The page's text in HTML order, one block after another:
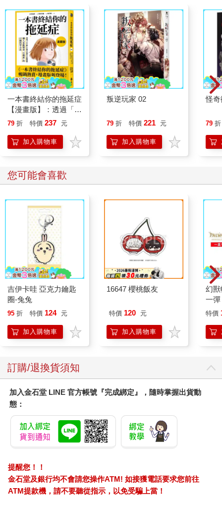
一本書終結你的拖延症
【漫畫版】：透過「小
行動」打開大腦的行動
「行動派」的37個科
學方法
79 折 特價 237 元
加入購物車
叛逆玩家 02
79 折 特價 221 元
加入購物車
怪
79 折
您可能會喜歡
吉伊卡哇 亞克力鑰匙
圈-兔兔
95 折 特價 124 元
加入購物車
16647 櫻桃飯友
特價 120 元
加入購物車
幻
一彈
特價
訂購/退換貨須知
加入金石堂 LINE 官方帳號『完成綁定』，隨時掌握出貨動
態：
提醒您！！
金石堂及銀行均不會請您操作ATM! 如接獲電話要求您前往
ATM提款機，請不要聽從指示，以免受騙上當！